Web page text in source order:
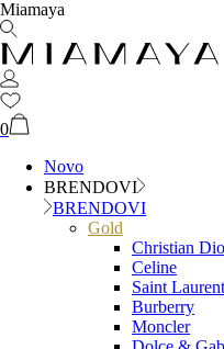
Miamaya
0
Novo
BRENDOVI
BRENDOVI
Gold
Christian
Celine
Saint Laurent
Burberry
Moncler